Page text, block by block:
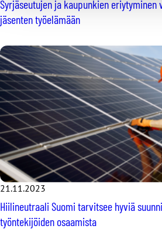
Syrjäseutujen ja kaupunkien eriytyminen
jäsenten työelämään
21.11.2023
Hiilineutraali Suomi tarvitsee hyviä
työntekijöiden osaamista